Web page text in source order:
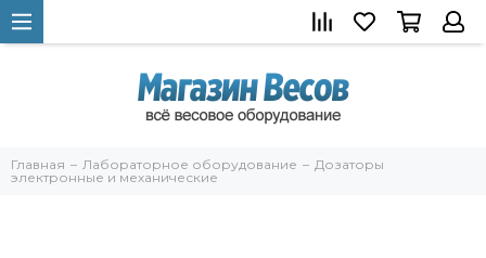
Главная Лабораторное оборудование
Дозаторы
электронные и механические